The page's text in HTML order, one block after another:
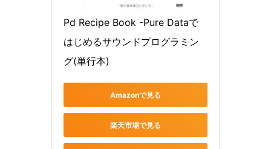
Pd Recipe Book -Pure Dataで
はじめるサウンドプログラミン
グ(単行本)
Amazonで見る
楽天市場で見る